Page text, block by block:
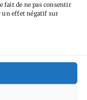
fait de ne pas consentir
un effet négatif sur
JaponJournées